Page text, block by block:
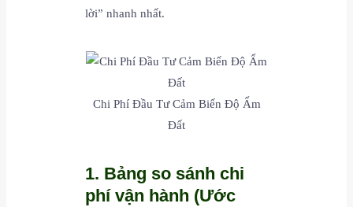
lời” nhanh nhất.
Chi Phí Đầu Tư Cảm Biến Độ Ẩm
Đất
1. Bảng so sánh chi
phí vận hành (Ước